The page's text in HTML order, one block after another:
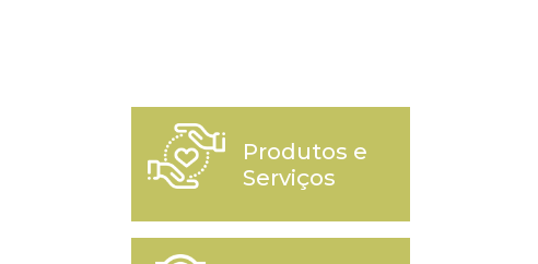
Produtos e
Serviços